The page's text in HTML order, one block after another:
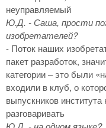
неуправляемый
Ю.Д. - Саша, прости
изобретателей?
- Поток наших
пакет разработок,
категории – это были
входили в клуб, о
выпускников
разговаривать